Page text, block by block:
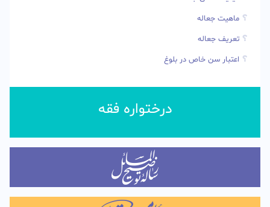
ماهیت جعاله
تعریف جعاله
اعتبار سن خاص در بلوغ
درختواره فقه